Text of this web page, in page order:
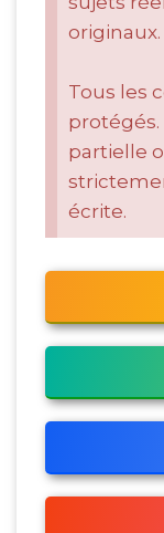
originaux.
Tous les
partielle
écrite.